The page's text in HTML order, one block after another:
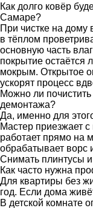
Как долго ковёр
Самаре?
При чистке на дому
в тёплом
основную часть
покрытие остаётся
мокрым. Открытое
ускорят процесс
Можно ли
демонтажа?
Да, именно для
Мастер приезжает
работает прямо на
обрабатывает ворс
Снимать плинтусы
Как часто нужна
Для квартиры без
год. Если дома
В детской комнате